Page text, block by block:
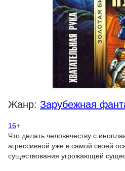
Жанр: Зарубежная
16+
Что делать человечеству с
агрессивной уже в самой своей
существования угрожающей